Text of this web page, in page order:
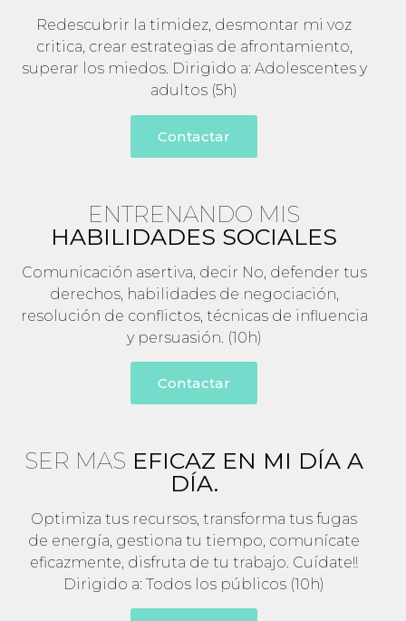
Redescubrir la timidez, desmontar mi voz
critica, crear estrategias de afrontamiento,
superar los miedos. Dirigido a: Adolescentes y
adultos (5h)
Contactar
ENTRENANDO MIS
HABILIDADES SOCIALES
Comunicación asertiva, decir No, defender tus
derechos, habilidades de negociación,
resolución de conflictos, técnicas de influencia
y persuasión. (10h)
Contactar
SER MAS EFICAZ EN MI DÍA A
DÍA.
Optimiza tus recursos, transforma tus fugas
de energía, gestiona tu tiempo, comunícate
eficazmente, disfruta de tu trabajo. Cuídate!!
Dirigido a: Todos los públicos (10h)